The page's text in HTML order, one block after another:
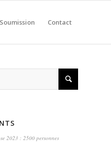
Soumission Contact
2023 : 2500 personnes